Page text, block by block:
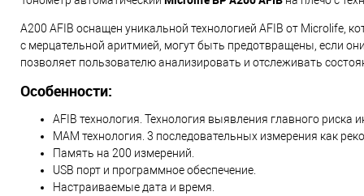
A200 AFIB оснащен уникальной технологией AFIB от Microlife,
с мерцательной аритмией, могут быть предотвращены, если
позволяет пользователю анализировать и отслеживать
Особенности:
AFIB технология. Технология выявления главного риска
MAM технология. 3 последовательных измерения как
Память на 200 измерений.
USB порт и программное обеспечение.
Настраиваемые дата и время.